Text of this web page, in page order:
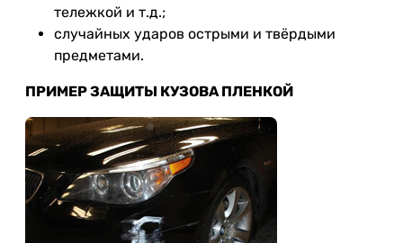
тележкой и т.д.;
случайных ударов острыми и твёрдыми
предметами.
ПРИМЕР ЗАЩИТЫ КУЗОВА ПЛЕНКОЙ